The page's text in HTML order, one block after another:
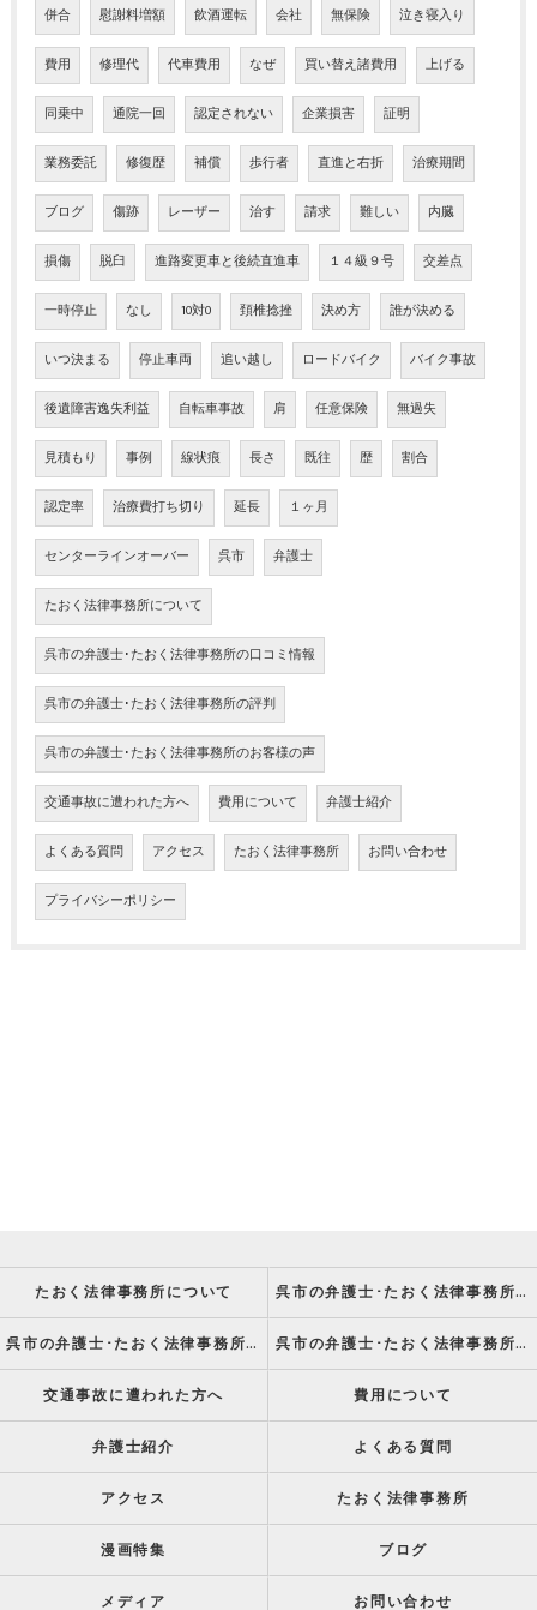
併合 慰謝料増額 飲酒運転 会社 無保険 泣き寝入り
費用 修理代 代車費用 なぜ 買い替え諸費用 上げる
同乗中 通院一回 認定されない 企業損害 証明
業務委託 修復歴 補償 歩行者 直進と右折 治療期間
ブログ 傷跡 レーザー 治す 請求 難しい 内臓
損傷 脱臼 進路変更車と後続直進車 １４級９号 交差点
一時停止 なし 10対0 頚椎捻挫 決め方 誰が決める
いつ決まる 停止車両 追い越し ロードバイク バイク事故
後遺障害逸失利益 自転車事故 肩 任意保険 無過失
見積もり 事例 線状痕 長さ 既往 歴 割合
認定率 治療費打ち切り 延長 １ヶ月
センターラインオーバー 呉市 弁護士
たおく法律事務所について
呉市の弁護士･たおく法律事務所の口コミ情報
呉市の弁護士･たおく法律事務所の評判
呉市の弁護士･たおく法律事務所のお客様の声
交通事故に遭われた方へ 費用について 弁護士紹介
よくある質問 アクセス たおく法律事務所 お問い合わせ
プライバシーポリシー
たおく法律事務所について 呉市の弁護士･たおく法律事務所の強み
呉市の弁護士･たおく法律事務所の特徴 呉市の弁護士･たおく法律事務所の方針
交通事故に遭われた方へ 費用について
弁護士紹介 よくある質問
アクセス たおく法律事務所
漫画特集 ブログ
メディア お問い合わせ